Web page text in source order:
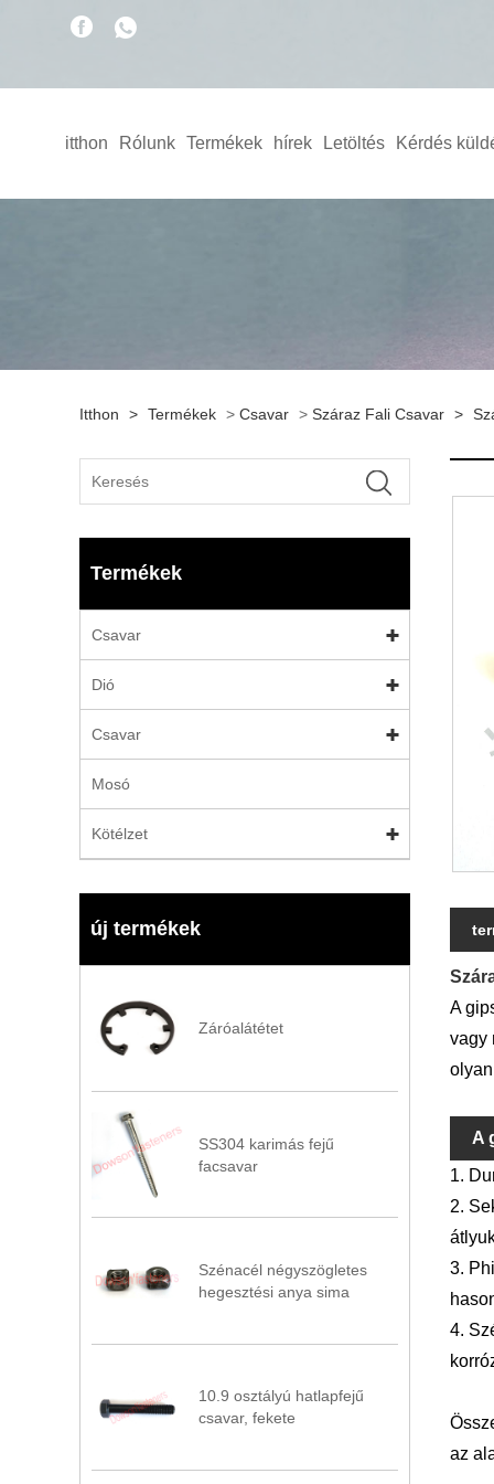
itthon Rólunk Termékek hírek Letöltés Kérdés
Itthon > Termékek > Csavar > Száraz Fali Csavar >
Termékek
Csavar
Dió
Csavar
Mosó
Kötélzet
új termékek
Záróalátétet
SS304 karimás fejű
facsavar
Szénacél négyszögletes
hegesztési anya sima
10.9 osztályú hatlapfejű
csavar, fekete
A
vagy
A
1.
2.
3.
4.
az